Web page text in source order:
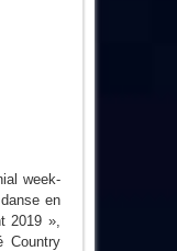
week-
en
2019 »,
Country